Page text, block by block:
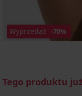
Wyprzedaż -70%
Tego produktu